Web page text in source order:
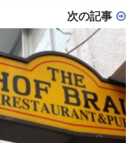
次の記事